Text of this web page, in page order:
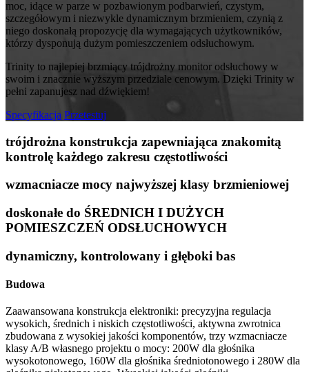
moc, idące w parze w pozbawionym podbarwień, czystym,
szczegółowym i niezwykle dynamicznym brzmieniem, czynią z
niego doskonałą propozycję dla wymagających użytkowników,
którzy dysponują dużym pomieszczeniem odsłuchowym.
Trinity to najlepiej brzmiący trójdrożny monitor odsłuchowy w
swoim i znacznie wyższym przedziale cenowym. Dzięki Trinity w
pełni zapanujesz nad dźwiękiem!
Specyfikacja Przetestuj
trójdrożna konstrukcja zapewniająca znakomitą
kontrolę każdego zakresu częstotliwości
wzmacniacze mocy najwyższej klasy brzmieniowej
doskonałe do ŚREDNICH I DUŻYCH
POMIESZCZEŃ ODSŁUCHOWYCH
dynamiczny, kontrolowany i głęboki bas
Budowa
Zaawansowana konstrukcja elektroniki: precyzyjna regulacja
wysokich, średnich i niskich częstotliwości, aktywna zwrotnica
zbudowana z wysokiej jakości komponentów, trzy wzmacniacze
klasy A/B własnego projektu o mocy: 200W dla głośnika
wysokotonowego, 160W dla głośnika średniotonowego i 280W dla